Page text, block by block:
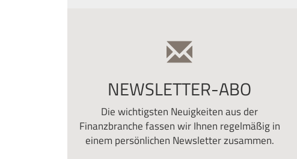
NEWSLETTER-ABO
Die wichtigsten Neuigkeiten aus der
Finanzbranche fassen wir Ihnen regelmäßig in
einem persönlichen Newsletter zusammen.